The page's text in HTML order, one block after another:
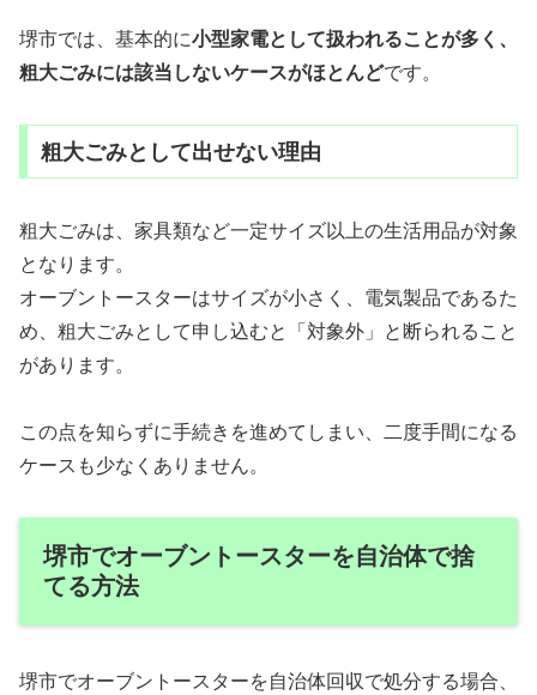
堺市では、基本的に小型家電として扱われることが多く、
粗大ごみには該当しないケースがほとんどです。
粗大ごみとして出せない理由
粗大ごみは、家具類など一定サイズ以上の生活用品が対象
となります。
オーブントースターはサイズが小さく、電気製品であるた
め、粗大ごみとして申し込むと「対象外」と断られること
があります。
この点を知らずに手続きを進めてしまい、二度手間になる
ケースも少なくありません。
堺市でオーブントースターを自治体で捨
てる方法
堺市でオーブントースターを自治体回収で処分する場合、